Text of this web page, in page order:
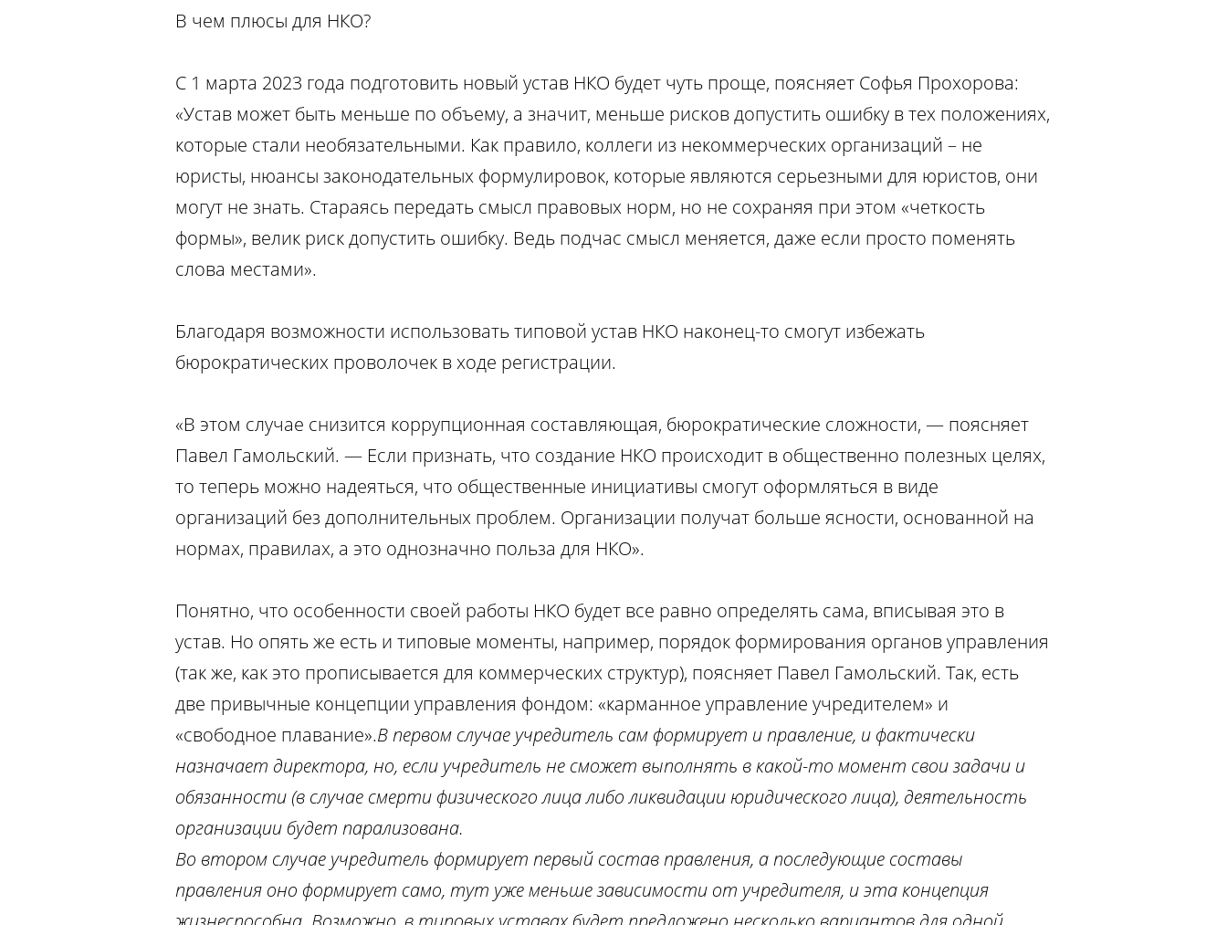
В чем плюсы для НКО?
С 1 марта 2023 года подготовить новый устав НКО будет чуть проще, поясняет Софья Прохорова:
«Устав может быть меньше по объему, а значит, меньше рисков допустить ошибку в тех положениях,
которые стали необязательными. Как правило, коллеги из некоммерческих организаций – не
юристы, нюансы законодательных формулировок, которые являются серьезными для юристов, они
могут не знать. Стараясь передать смысл правовых норм, но не сохраняя при этом «четкость
формы», велик риск допустить ошибку. Ведь подчас смысл меняется, даже если просто поменять
слова местами».
Благодаря возможности использовать типовой устав НКО наконец-то смогут избежать
бюрократических проволочек в ходе регистрации.
«В этом случае снизится коррупционная составляющая, бюрократические сложности, — поясняет
Павел Гамольский. — Если признать, что создание НКО происходит в общественно полезных целях,
то теперь можно надеяться, что общественные инициативы смогут оформляться в виде
организаций без дополнительных проблем. Организации получат больше ясности, основанной на
нормах, правилах, а это однозначно польза для НКО».
Понятно, что особенности своей работы НКО будет все равно определять сама, вписывая это в
устав. Но опять же есть и типовые моменты, например, порядок формирования органов управления
(так же, как это прописывается для коммерческих структур), поясняет Павел Гамольский. Так, есть
две привычные концепции управления фондом: «карманное управление учредителем» и
«свободное плавание».В первом случае учредитель сам формирует и правление, и фактически
назначает директора, но, если учредитель не сможет выполнять в какой-то момент свои задачи и
обязанности (в случае смерти физического лица либо ликвидации юридического лица), деятельность
организации будет парализована.
Во втором случае учредитель формирует первый состав правления, а последующие составы
правления оно формирует само, тут уже меньше зависимости от учредителя, и эта концепция